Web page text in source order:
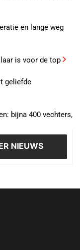
en lange weg
is voor de top
geliefde
bijna 400 vechters,
NIEUWS